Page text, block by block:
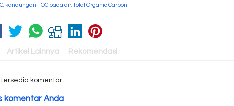
, kandungan TOC pada air,Total Organic Carbon
Artikel Lainnya Rekomendasi
tersedia komentar.
komentar Anda